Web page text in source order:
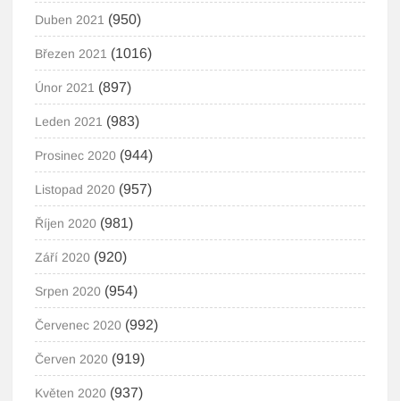
Duben 2021 (950)
Březen 2021 (1016)
Únor 2021 (897)
Leden 2021 (983)
Prosinec 2020 (944)
Listopad 2020 (957)
Říjen 2020 (981)
Září 2020 (920)
Srpen 2020 (954)
Červenec 2020 (992)
Červen 2020 (919)
Květen 2020 (937)